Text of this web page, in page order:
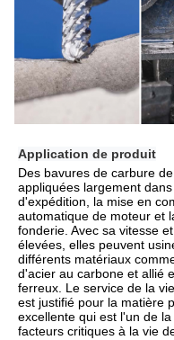
Application de produit
Des bavures de carbure
appliquées largement
d'expédition, la mise en
automatique de moteur et
fonderie. Avec sa vitesse
élevées, elles peuvent
différents matériaux
d'acier au carbone et allié
ferreux. Le service de la
est justifié pour la matière
excellente qui est l'un de
facteurs critiques à la vie